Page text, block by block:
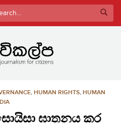
, HUMAN RIGHTS, HUMAN
ඝාතනය කර